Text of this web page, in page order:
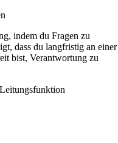
indem du Fragen zu
dass du langfristig an einer
bist, Verantwortung zu